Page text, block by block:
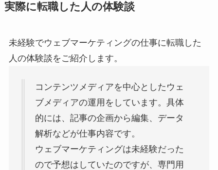
実際に転職した人の体験談
未経験でウェブマーケティングの仕事に転職した
人の体験談をご紹介します。
コンテンツメディアを中心としたウェ
ブメディアの運用をしています。具体
的には、記事の企画から編集、データ
解析などが仕事内容です。
ウェブマーケティングは未経験だった
ので予想はしていたのですが、専門用